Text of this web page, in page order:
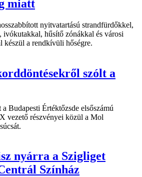
miatt
nyitvatartású strandfürdőkkel,
hűsítő zónákkal és városi
készül a rendkívüli hőségre.
szólt a
Budapesti Értéktőzsde elsőszámú
vezető részvényei közül a Mol
nyárra a Szigliget
Színház